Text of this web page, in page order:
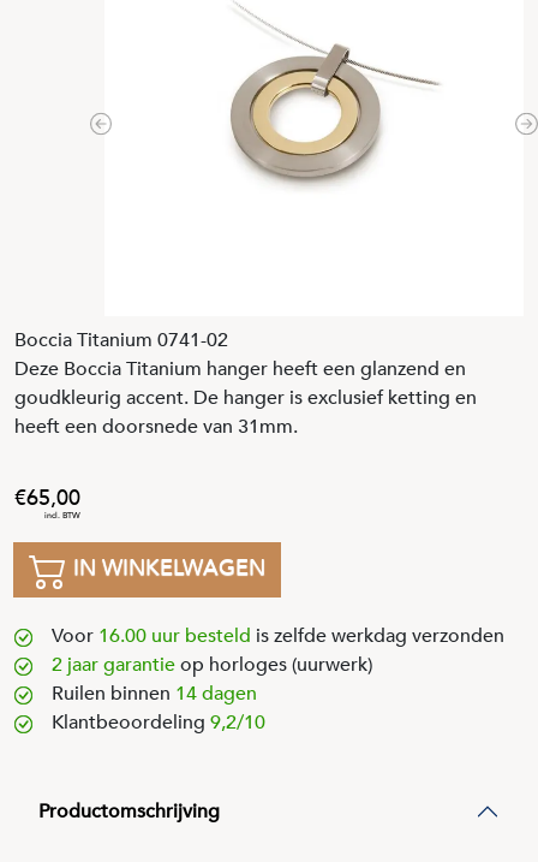
Previous
Boccia Titanium 0741-02
Deze Boccia Titanium hanger heeft een glanzend en
goudkleurig accent. De hanger is exclusief ketting en
heeft een doorsnede van 31mm.
65,00
IN WINKELWAGEN
Voor 16.00 uur besteld is zelfde werkdag verzonden
2 jaar garantieop horloges (uurwerk)
Ruilen binnen 14 dagen
Klantbeoordeling 9,2/10
Productomschrijving